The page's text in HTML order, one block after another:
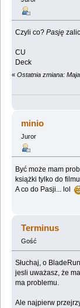
Czyli co?Pasję
CU
Deck
« Ostatnia zmiana:
minio
Juror
Być może mam
książki tylko do
A co do Pasji... lol
Terminus
Gość
Słuchaj, o
jesli uważasz, że
ma problemu.
Ale najpierw